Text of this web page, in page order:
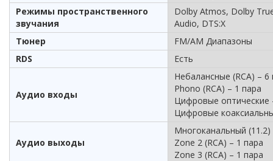
Режимы пространственного
звучания
Dolby Atmos, Dolby
Audio, DTS:X
Тюнер
FM/AM Диапазоны
RDS
Есть
Аудио входы
Небалансные (RCA) – 6
Phono (RCA) – 1 пара
Цифровые оптические
Цифровые
Аудио выходы
Многоканальный (11.2)
Zone 2 (RCA) – 1 пара
Zone 3 (RCA) – 1 пара